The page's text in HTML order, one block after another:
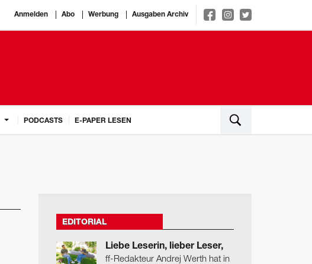
Anmelden Abo Werbung Ausgaben Archiv
PODCASTS E-PAPER LESEN
EDITORIAL
Liebe Leserin, lieber Leser,
ff-Redakteur Andrej Werth hat in